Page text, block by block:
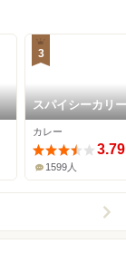
3
スパイシーカリ
ス半月
カレー
3.79
1599人